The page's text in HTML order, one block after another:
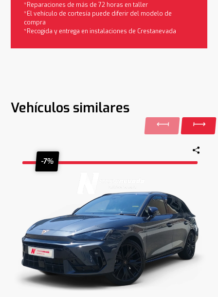
*Reparaciones de más de 72 horas en taller
*El vehículo de cortesía puede diferir del modelo de
compra
*Recogida y entrega en instalaciones de Crestanevada
Vehículos similares
-7%